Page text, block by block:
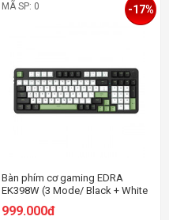
MÃ SP: 0
Bàn phím cơ gaming EDRA
EK398W (3 Mode/ Black + White
999.000đ
-17%